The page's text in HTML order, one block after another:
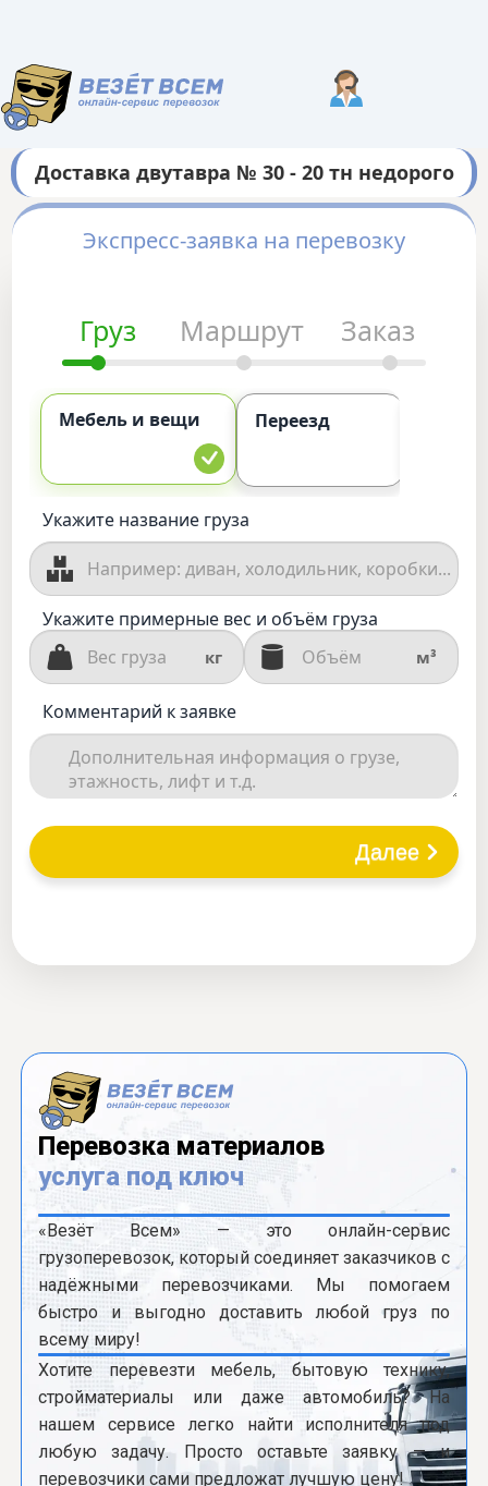
Доставка двутавра № 30 - 20 тн недорого
Экспресс-заявка на перевозку
Груз Маршрут Заказ
Мебель и вещи Переезд
Укажите название груза
Укажите примерные вес и объём груза
кг м³
Комментарий к заявке
Далее
Перевозка материалов
услуга под ключ
«Везёт Всем» — это онлайн-сервис
грузоперевозок, который соединяет заказчиков с
надёжными перевозчиками. Мы помогаем
быстро и выгодно доставить любой груз по
всему миру!
Хотите перевезти мебель, бытовую технику,
стройматериалы или даже автомобиль? На
нашем сервисе легко найти исполнителя под
любую задачу. Просто оставьте заявку — и
перевозчики сами предложат лучшую цену!